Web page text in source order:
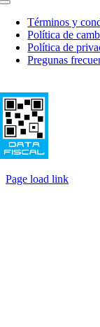
Toggle
NavigationTérminos y
Política de
Política de
Pregunas
Page load link